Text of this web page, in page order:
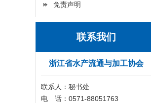
免责声明
联系我们
浙江省水产流通与加工协会
联系人：秘书处
电 话：0571-88051763